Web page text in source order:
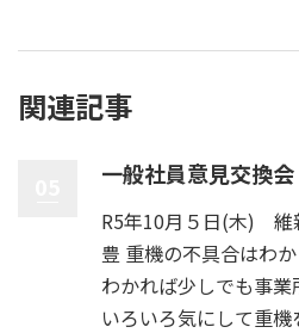
関連記事
一般社員意見交換会
R5年10月５日(木)
豊 重機の不具合はわ
わかれば少しでも事業
いろいろ気にして重機